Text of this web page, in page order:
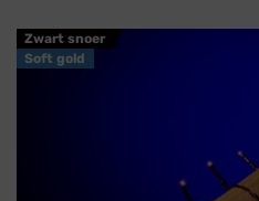
Zwart snoer
Soft gold